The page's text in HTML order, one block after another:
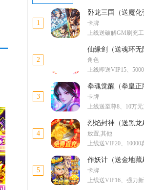
1
卧龙三国（送魔化
卡牌
上线送破解GM刷充
2
仙缘剑（送魂环无
角色
上线即送VIP15、
3
拳魂觉醒（拳皇正
卡牌
上线送至尊8、10万
4
烈焰封神（送黑龙
放置,其他
上线送VIP20、10000
5
作妖计（送金地藏
卡牌
上线送VIP16、强力